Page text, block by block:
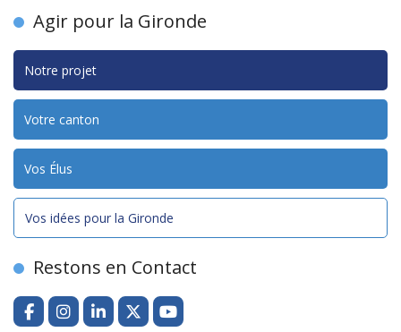
Agir pour la Gironde
Notre projet
Votre canton
Vos Élus
Vos idées pour la Gironde
Restons en Contact